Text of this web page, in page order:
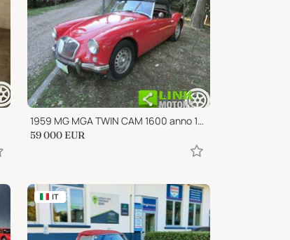
1959 MG MGA TWIN CAM 1600 anno 1959 RESTAURO TOTALE
59 000 EUR
IT